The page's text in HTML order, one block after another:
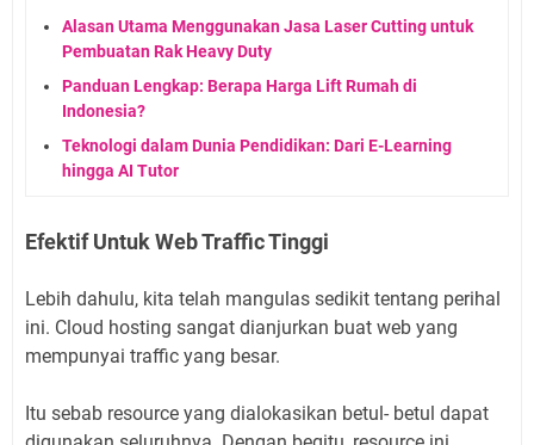
Alasan Utama Menggunakan Jasa Laser Cutting untuk
Pembuatan Rak Heavy Duty
Panduan Lengkap: Berapa Harga Lift Rumah di
Indonesia?
Teknologi dalam Dunia Pendidikan: Dari E-Learning
hingga AI Tutor
Efektif Untuk Web Traffic Tinggi
Lebih dahulu, kita telah mangulas sedikit tentang perihal
ini. Cloud hosting sangat dianjurkan buat web yang
mempunyai traffic yang besar.
Itu sebab resource yang dialokasikan betul- betul dapat